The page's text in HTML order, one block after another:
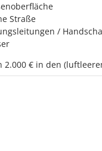
Straße
/
€ in den